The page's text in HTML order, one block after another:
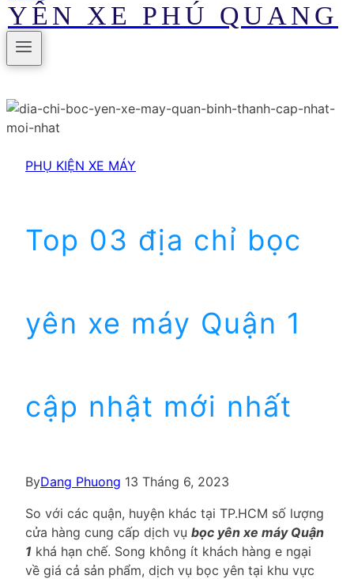
YÊN XE PHÚ QUANG
PHỤ KIỆN XE MÁY
Top 03 địa chỉ bọc
yên xe máy Quận 1
cập nhật mới nhất
ByDang Phuong 13 Tháng 6, 2023
So với các quận, huyện khác tại TP.HCM số lượng
cửa hàng cung cấp dịch vụ bọc yên xe máy Quận
1 khá hạn chế. Song không ít khách hàng e ngại
về giá cả sản phẩm, dịch vụ bọc yên tại khu vực